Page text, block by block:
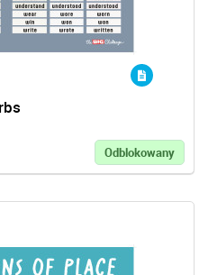
Odblokowany